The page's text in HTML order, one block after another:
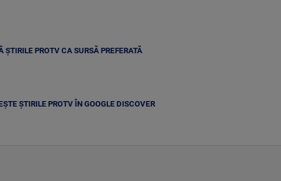
ȘTIRILE PROTV CA SURSĂ PREFERATĂ
ȘTIRILE PROTV ÎN GOOGLE DISCOVER